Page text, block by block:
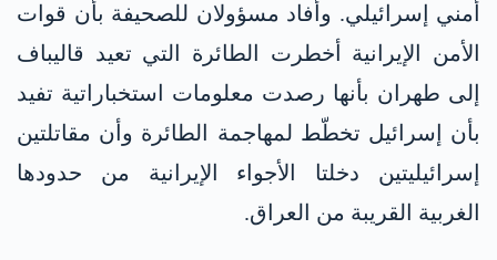
أمني إسرائيلي. وأفاد مسؤولان للصحيفة بأن قوات
الأمن الإيرانية أخطرت الطائرة التي تعيد قاليباف
إلى طهران بأنها رصدت معلومات استخباراتية تفيد
بأن إسرائيل تخطّط لمهاجمة الطائرة وأن مقاتلتين
إسرائيليتين دخلتا الأجواء الإيرانية من حدودها
الغربية القريبة من العراق.